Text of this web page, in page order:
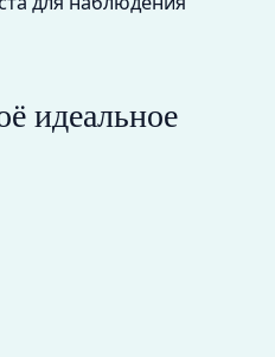
идеальное